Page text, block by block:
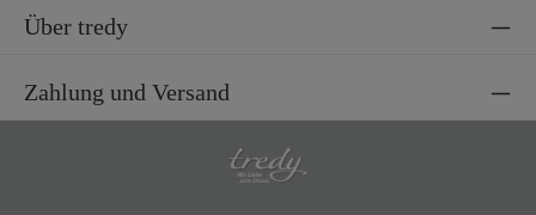
Über tredy
Zahlung und Versand